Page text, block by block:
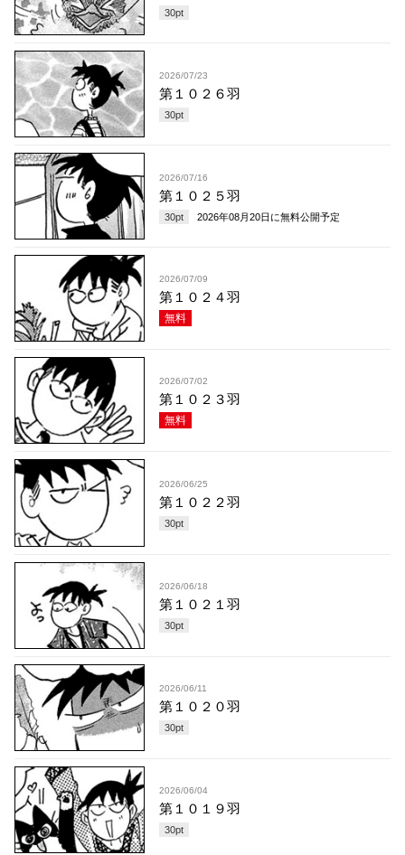
30pt
2026/07/23
第１０２６羽
30pt
2026/07/16
第１０２５羽
30pt 2026年08月20日 に無料公開予定
2026/07/09
第１０２４羽
無料
2026/07/02
第１０２３羽
無料
2026/06/25
第１０２２羽
30pt
2026/06/18
第１０２１羽
30pt
2026/06/11
第１０２０羽
30pt
2026/06/04
第１０１９羽
30pt